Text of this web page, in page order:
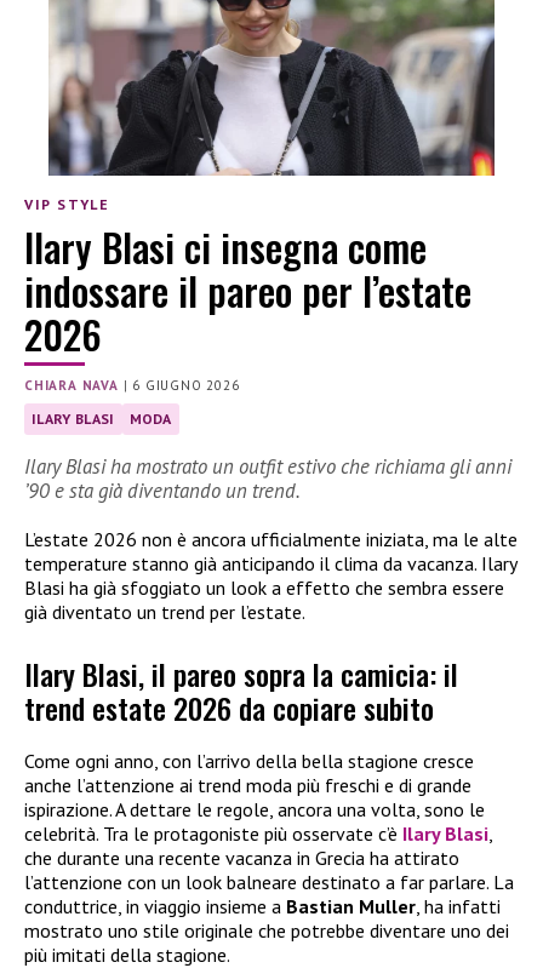
VIP STYLE
Ilary Blasi ci insegna come
indossare il pareo per l’estate
2026
CHIARA NAVA | 6 GIUGNO 2026
ILARY BLASI MODA
Ilary Blasi ha mostrato un outfit estivo che richiama gli anni
’90 e sta già diventando un trend.
L’estate 2026 non è ancora ufficialmente iniziata, ma le alte
temperature stanno già anticipando il clima da vacanza. Ilary
Blasi ha già sfoggiato un look a effetto che sembra essere
già diventato un trend per l’estate.
Ilary Blasi, il pareo sopra la camicia: il
trend estate 2026 da copiare subito
Come ogni anno, con l’arrivo della bella stagione cresce
anche l’attenzione ai trend moda più freschi e di grande
ispirazione. A dettare le regole, ancora una volta, sono le
celebrità. Tra le protagoniste più osservate c’è Ilary Blasi
che durante una recente vacanza in Grecia ha attirato
l’attenzione con un look balneare destinato a far parlare. La
conduttrice, in viaggio insieme a Bastian Muller , ha infatti
mostrato uno stile originale che potrebbe diventare uno dei
più imitati della stagione.